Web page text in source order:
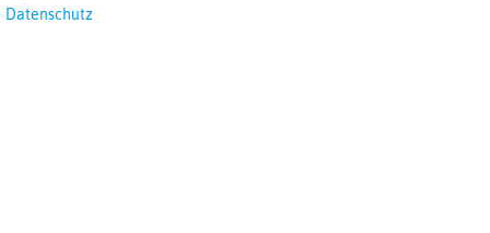
Datenschutz